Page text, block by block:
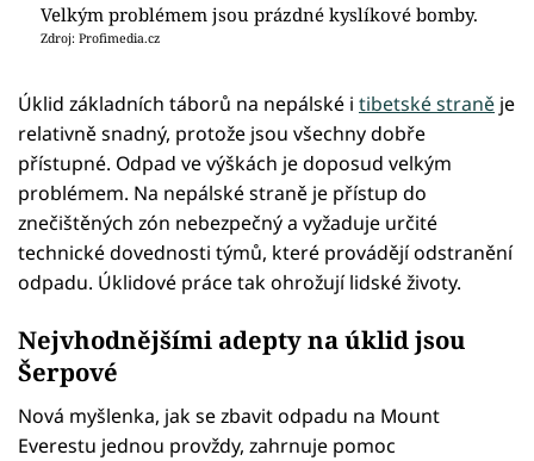
Velkým problémem jsou prázdné kyslíkové bomby.
Zdroj: Profimedia.cz
Úklid základních táborů na nepálské i tibetské straně je
relativně snadný, protože jsou všechny dobře
přístupné. Odpad ve výškách je doposud velkým
problémem. Na nepálské straně je přístup do
znečištěných zón nebezpečný a vyžaduje určité
technické dovednosti týmů, které provádějí odstranění
odpadu. Úklidové práce tak ohrožují lidské životy.
Nejvhodnějšími adepty na úklid jsou
Šerpové
Nová myšlenka, jak se zbavit odpadu na Mount
Everestu jednou provždy, zahrnuje pomoc